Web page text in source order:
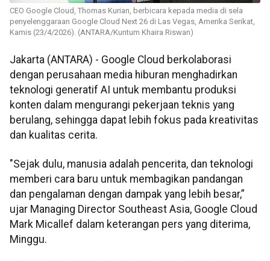
CEO Google Cloud, Thomas Kurian, berbicara kepada media di sela
penyelenggaraan Google Cloud Next 26 di Las Vegas, Amerika Serikat,
Kamis (23/4/2026). (ANTARA/Kuntum Khaira Riswan)
Jakarta (ANTARA) - Google Cloud berkolaborasi
dengan perusahaan media hiburan menghadirkan
teknologi generatif AI untuk membantu produksi
konten dalam mengurangi pekerjaan teknis yang
berulang, sehingga dapat lebih fokus pada kreativitas
dan kualitas cerita.
"Sejak dulu, manusia adalah pencerita, dan teknologi
memberi cara baru untuk membagikan pandangan
dan pengalaman dengan dampak yang lebih besar,”
ujar Managing Director Southeast Asia, Google Cloud
Mark Micallef dalam keterangan pers yang diterima,
Minggu.